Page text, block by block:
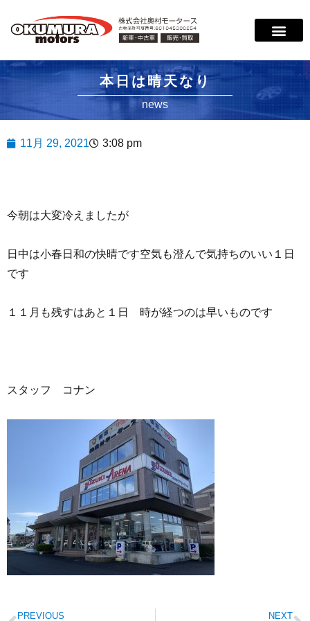
本日は晴天なり
news
11月 29, 2021 3:08 pm
今朝は大変冷えましたが
日中は小春日和の快晴です空気も澄んで気持ちのいい１日
です
１１月も残すはあと１日 時が経つのは早いものです
スタッフ コナン
PREVIOUS NEXT